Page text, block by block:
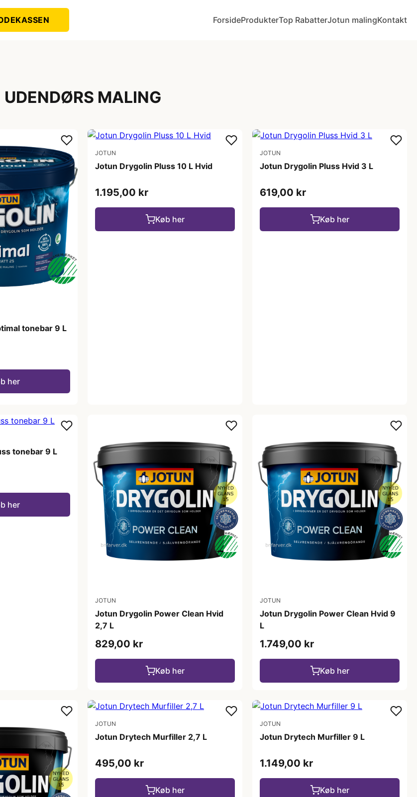
ForsideProdukterTop RabatterJotun malingKontakt
UDENDØRS MALING
tonebar 9 L
her
JOTUN
Jotun Drygolin Pluss 10 L Hvid
1.195,00 kr
Køb her
JOTUN
Jotun Drygolin Pluss Hvid 3 L
619,00 kr
Køb her
tonebar 9 L
her
JOTUN
Jotun Drygolin Power Clean Hvid
2,7 L
829,00 kr
Køb her
JOTUN
Jotun Drygolin Power Clean Hvid 9
L
1.749,00 kr
Køb her
JOTUN
Jotun Drytech Murfiller 2,7 L
495,00 kr
Køb her
JOTUN
Jotun Drytech Murfiller 9 L
1.149,00 kr
Køb her